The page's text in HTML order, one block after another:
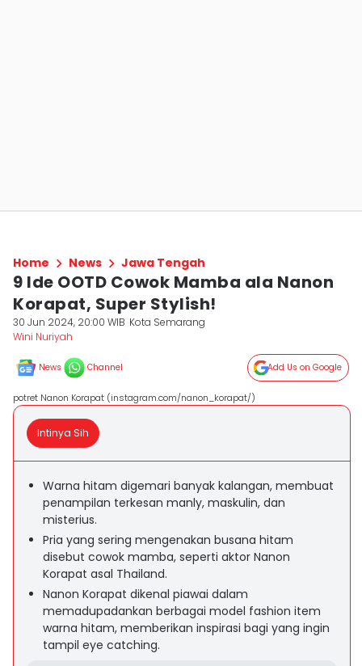
Home News Jawa Tengah
9 Ide OOTD Cowok Mamba ala Nanon
Korapat, Super Stylish!
30 Jun 2024, 20:00 WIB Kota Semarang
Wini Nuriyah
News Channel Add Us on Google
potret Nanon Korapat (instagram.com/nanon_korapat/)
Intinya Sih
Warna hitam digemari banyak kalangan, membuat
penampilan terkesan manly, maskulin, dan
misterius.
Pria yang sering mengenakan busana hitam
disebut cowok mamba, seperti aktor Nanon
Korapat asal Thailand.
Nanon Korapat dikenal piawai dalam
memadupadankan berbagai model fashion item
warna hitam, memberikan inspirasi bagi yang ingin
tampil eye catching.